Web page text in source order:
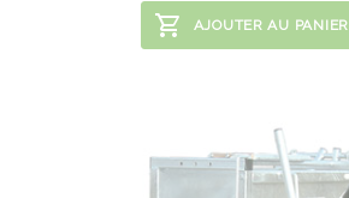
AJOUTER AU PANIER